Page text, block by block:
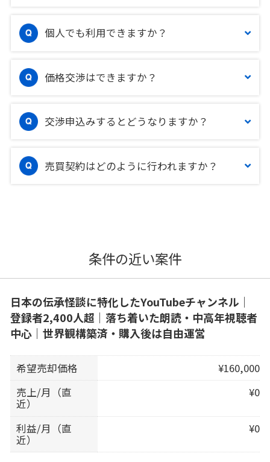
個人でも利用できますか？
価格交渉はできますか？
交渉申込みするとどうなりますか？
売買契約はどのように行われますか？
条件の近い案件
日本の伝承怪談に特化したYouTubeチャンネル｜
登録者2,400人超｜落ち着いた朗読・中高年視聴者
中心｜世界観構築済・購入後は自由運営
希望売却価格
¥160,000
売上/月（直
近）
¥0
利益/月（直
近）
¥0